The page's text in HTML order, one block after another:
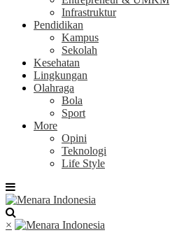
Infrastruktur
Pendidikan
Kampus
Sekolah
Kesehatan
Lingkungan
Olahraga
Bola
Sport
More
Opini
Teknologi
Life Style
×